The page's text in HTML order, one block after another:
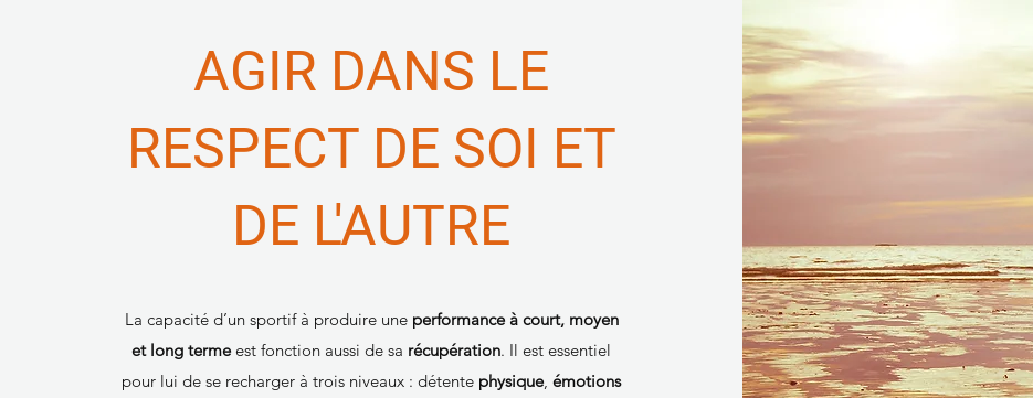
AGIR DANS LE
RESPECT DE SOI ET
DE L'AUTRE
La capacité d’un sportif à produire une performance à court, moyen
et long termeest fonction aussi de sa récupération. Il est essentiel
pour lui de se recharger à trois niveaux : détente physique, émotions